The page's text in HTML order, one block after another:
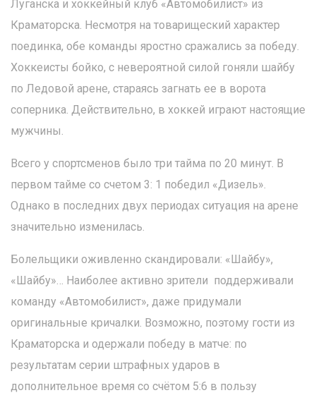
Луганска и хоккейный клуб «Автомобилист» из
Краматорска. Несмотря на товарищеский характер
поединка, обе команды яростно сражались за победу.
Хоккеисты бойко, с невероятной силой гоняли шайбу
по Ледовой арене, стараясь загнать ее в ворота
соперника. Действительно, в хоккей играют настоящие
мужчины.
Всего у спортсменов было три тайма по 20 минут. В
первом тайме со счетом 3: 1 победил «Дизель».
Однако в последних двух периодах ситуация на арене
значительно изменилась.
Болельщики оживленно скандировали: «Шайбу»,
«Шайбу»… Наиболее активно зрители поддерживали
команду «Автомобилист», даже придумали
оригинальные кричалки. Возможно, поэтому гости из
Краматорска и одержали победу в матче: по
результатам серии штрафных ударов в
дополнительное время со счётом 5:6 в пользу